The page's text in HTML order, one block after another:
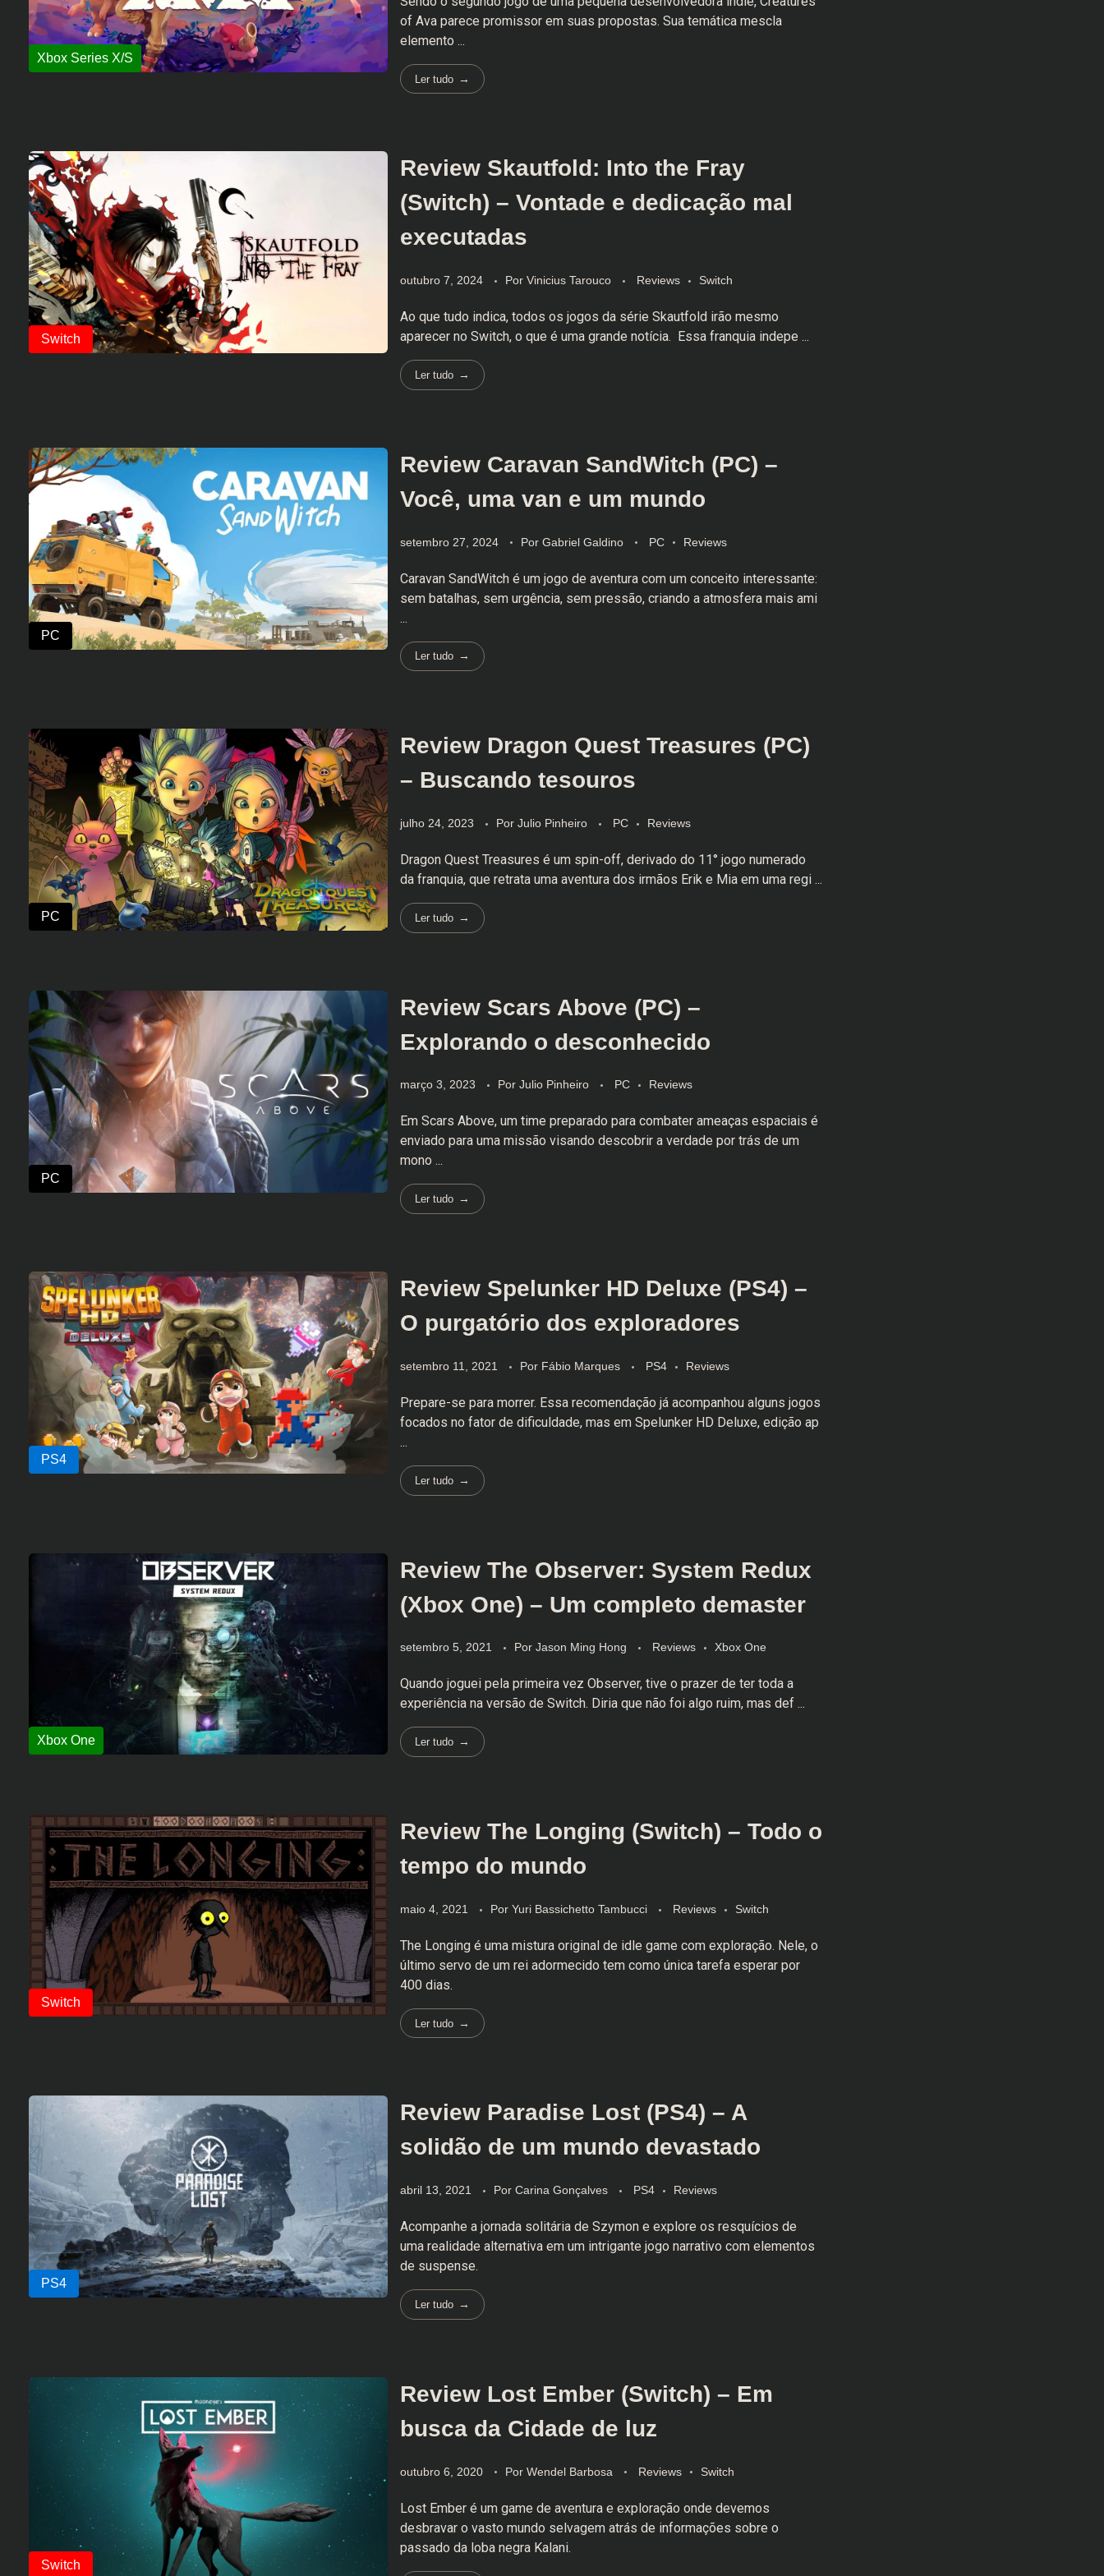
of Ava parece promissor em suas propostas. Sua temática mescla
elemento ...
Ler tudo
Review Skautfold: Into the Fray
(Switch) – Vontade e dedicação mal
executadas
outubro 7, 2024 Por Vinicius Tarouco Reviews Switch
Ao que tudo indica, todos os jogos da série Skautfold irão mesmo
aparecer no Switch, o que é uma grande notícia. Essa franquia indepe ...
Ler tudo
Review Caravan SandWitch (PC) –
Você, uma van e um mundo
setembro 27, 2024 Por Gabriel Galdino PC Reviews
Caravan SandWitch é um jogo de aventura com um conceito interessante:
sem batalhas, sem urgência, sem pressão, criando a atmosfera mais ami
...
Ler tudo
Review Dragon Quest Treasures (PC)
– Buscando tesouros
julho 24, 2023 Por Julio Pinheiro PC Reviews
Dragon Quest Treasures é um spin-off, derivado do 11° jogo numerado
da franquia, que retrata uma aventura dos irmãos Erik e Mia em uma regi ...
Ler tudo
Review Scars Above (PC) –
Explorando o desconhecido
março 3, 2023 Por Julio Pinheiro PC Reviews
Em Scars Above, um time preparado para combater ameaças espaciais é
enviado para uma missão visando descobrir a verdade por trás de um
mono ...
Ler tudo
Review Spelunker HD Deluxe (PS4) –
O purgatório dos exploradores
setembro 11, 2021 Por Fábio Marques PS4 Reviews
Prepare-se para morrer. Essa recomendação já acompanhou alguns jogos
focados no fator de dificuldade, mas em Spelunker HD Deluxe, edição ap
...
Ler tudo
Review The Observer: System Redux
(Xbox One) – Um completo demaster
setembro 5, 2021 Por Jason Ming Hong Reviews Xbox One
Quando joguei pela primeira vez Observer, tive o prazer de ter toda a
experiência na versão de Switch. Diria que não foi algo ruim, mas def ...
Ler tudo
Review The Longing (Switch) – Todo o
tempo do mundo
maio 4, 2021 Por Yuri Bassichetto Tambucci Reviews Switch
The Longing é uma mistura original de idle game com exploração. Nele, o
último servo de um rei adormecido tem como única tarefa esperar por
400 dias.
Ler tudo
Review Paradise Lost (PS4) – A
solidão de um mundo devastado
abril 13, 2021 Por Carina Gonçalves PS4 Reviews
Acompanhe a jornada solitária de Szymon e explore os resquícios de
uma realidade alternativa em um intrigante jogo narrativo com elementos
de suspense.
Ler tudo
Review Lost Ember (Switch) – Em
busca da Cidade de luz
outubro 6, 2020 Por Wendel Barbosa Reviews Switch
Lost Ember é um game de aventura e exploração onde devemos
desbravar o vasto mundo selvagem atrás de informações sobre o
passado da loba negra Kalani.